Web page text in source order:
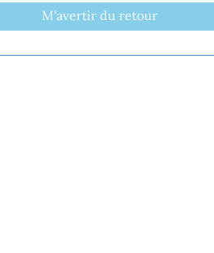
M'avertir du retour